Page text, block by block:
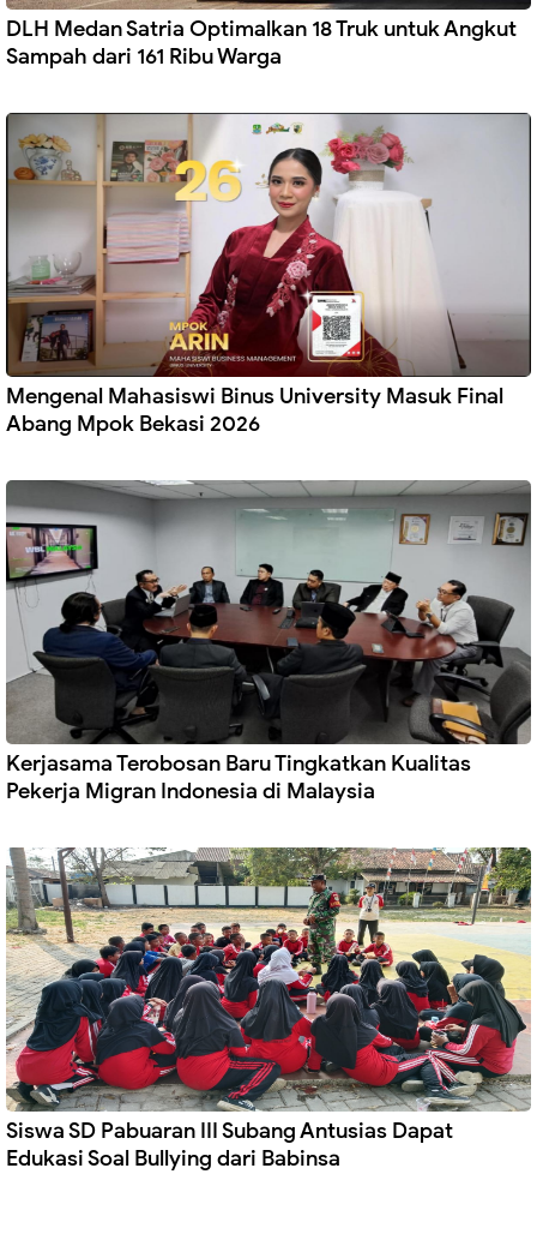
DLH Medan Satria Optimalkan 18 Truk untuk Angkut
Sampah dari 161 Ribu Warga
Mengenal Mahasiswi Binus University Masuk Final
Abang Mpok Bekasi 2026
Kerjasama Terobosan Baru Tingkatkan Kualitas
Pekerja Migran Indonesia di Malaysia
Siswa SD Pabuaran III Subang Antusias Dapat
Edukasi Soal Bullying dari Babinsa